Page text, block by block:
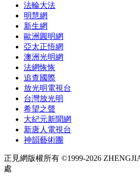
法輪大法
明慧網
新生網
歐洲圓明網
亞太正悟網
澳洲光明網
法網恢恢
追查國際
放光明電視台
台灣放光明
希望之聲
大紀元新聞網
新唐人電視台
神韻藝術團
正見網版權所有 ©1999-2026
處